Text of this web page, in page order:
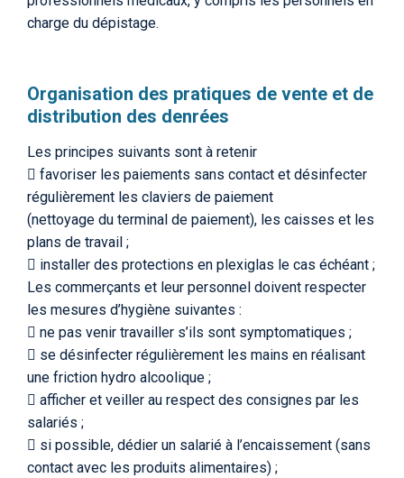
charge du dépistage.
Organisation des pratiques de vente et de
distribution des denrées
Les principes suivants sont à retenir
 favoriser les paiements sans contact et désinfecter
régulièrement les claviers de paiement
(nettoyage du terminal de paiement), les caisses et les
plans de travail ;
 installer des protections en plexiglas le cas échéant ;
Les commerçants et leur personnel doivent respecter
les mesures d’hygiène suivantes :
 ne pas venir travailler s’ils sont symptomatiques ;
 se désinfecter régulièrement les mains en réalisant
une friction hydro alcoolique ;
 afficher et veiller au respect des consignes par les
salariés ;
 si possible, dédier un salarié à l’encaissement (sans
contact avec les produits alimentaires) ;